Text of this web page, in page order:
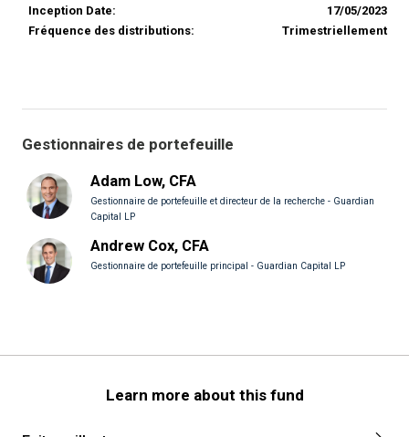
Inception Date:
17/05/2023
Fréquence des distributions:
Trimestriellement
Gestionnaires de portefeuille
Adam Low, CFA
Gestionnaire de portefeuille et directeur de la recherche - Guardian
Capital LP
Andrew Cox, CFA
Gestionnaire de portefeuille principal - Guardian Capital LP
Learn more about this fund